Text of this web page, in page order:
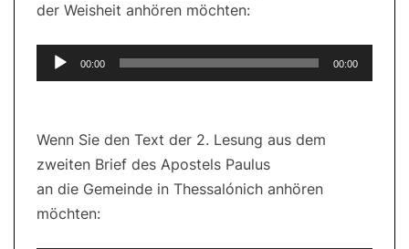
der Weisheit anhören möchten:
Audio-
Player
00:00 00:00
Wenn Sie den Text der 2. Lesung aus dem
zweiten Brief des Apostels Paulus
an die Gemeinde in Thessalónich anhören
möchten: